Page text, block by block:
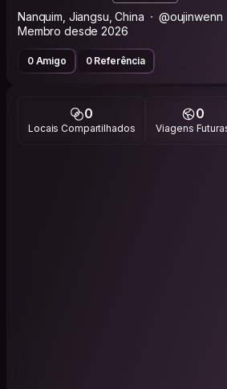
Nanquim, Jiangsu, China
@oujinwenn
Membro desde 2026
0 Amigo 0 Referência
0
Locais Compartilhados
0
Viagens